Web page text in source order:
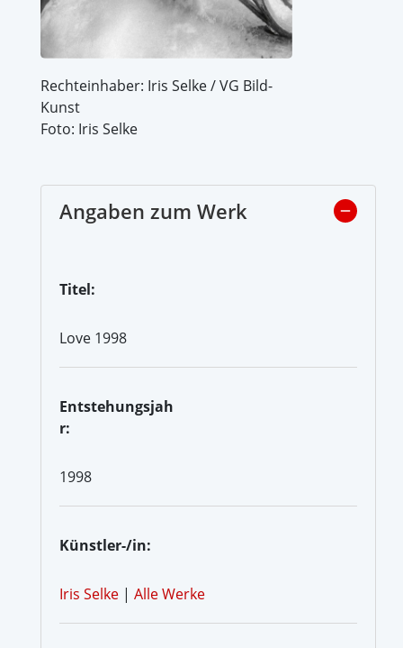
Rechteinhaber: Iris Selke / VG Bild-
Kunst
Foto: Iris Selke
Angaben zum Werk
Titel:
Love 1998
Entstehungsjah
r:
1998
Künstler-/in:
Iris Selke | Alle Werke